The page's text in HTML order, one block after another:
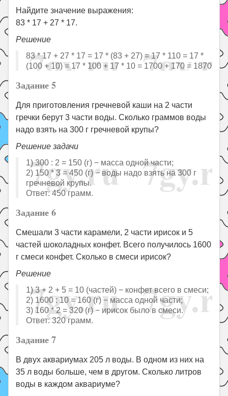
Найдите значение выражения:
83 * 17 + 27 * 17.
Решение
83 * 17 + 27 * 17 = 17 * (83 + 27) = 17 * 110 = 17 *
(100 + 10) = 17 * 100 + 17 * 10 = 1700 + 170 = 1870
Задание 5
Для приготовления гречневой каши на 2 части
гречки берут 3 части воды. Сколько граммов воды
надо взять на 300 г гречневой крупы?
Решение задачи
1) 300 : 2 = 150 (г) − масса одной части;
2) 150 * 3 = 450 (г) − воды надо взять на 300 г
гречневой крупы.
Ответ: 450 грамм.
Задание 6
Смешали 3 части карамели, 2 части ирисок и 5
частей шоколадных конфет. Всего получилось 1600
г смеси конфет. Сколько в смеси ирисок?
Решение
1) 3 + 2 + 5 = 10 (частей) − конфет всего в смеси;
2) 1600 : 10 = 160 (г) − масса одной части;
3) 160 * 2 = 320 (г) − ирисок было в смеси.
Ответ: 320 грамм.
Задание 7
В двух аквариумах 205 л воды. В одном из них на
35 л воды больше, чем в другом. Сколько литров
воды в каждом аквариуме?